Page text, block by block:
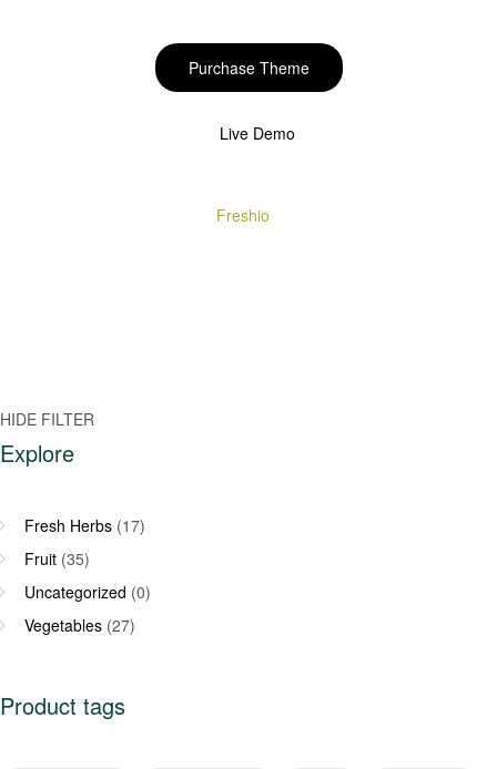
Purchase Theme
Live Demo
Freshio
HIDE FILTER
Explore
Fresh Herbs (17)
Fruit (35)
Uncategorized (0)
Vegetables (27)
Product tags